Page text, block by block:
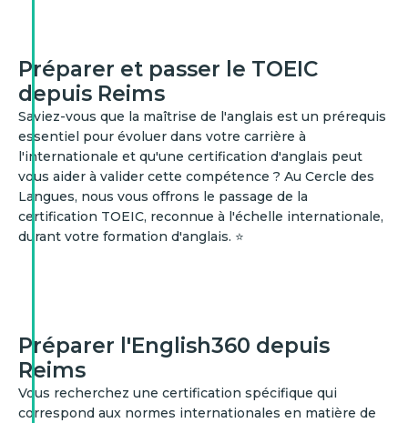
Préparer et passer le TOEIC
depuis Reims
Saviez-vous que la maîtrise de l'anglais est un prérequis
essentiel pour évoluer dans votre carrière à
l'internationale et qu'une certification d'anglais peut
vous aider à valider cette compétence ? Au Cercle des
Langues, nous vous offrons le passage de la
certification TOEIC, reconnue à l'échelle internationale,
durant votre formation d'anglais. ⭐
Préparer l'English360 depuis
Reims
Vous recherchez une certification spécifique qui
correspond aux normes internationales en matière de